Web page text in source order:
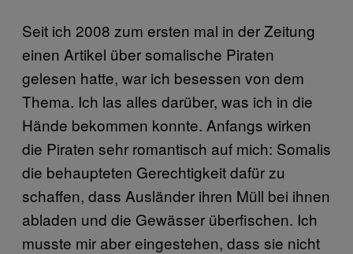
Seit ich 2008 zum ersten mal in der Zeitung
einen Artikel über somalische Piraten
gelesen hatte, war ich besessen von dem
Thema. Ich las alles darüber, was ich in die
Hände bekommen konnte. Anfangs wirken
die Piraten sehr romantisch auf mich: Somalis
die behaupteten Gerechtigkeit dafür zu
schaffen, dass Ausländer ihren Müll bei ihnen
abladen und die Gewässer überfischen. Ich
musste mir aber eingestehen, dass sie nicht